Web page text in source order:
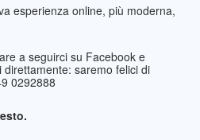
esperienza online, più moderna,
a seguirci su Facebook e
saremo felici di
0292888